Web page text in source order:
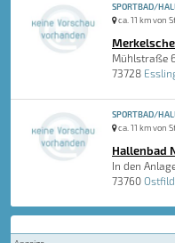
SPORTBAD/
ca. 11 km von
Mühlstraße 6
73728
SPORTBAD/
ca. 11 km von
Hallenbad
In den
73760